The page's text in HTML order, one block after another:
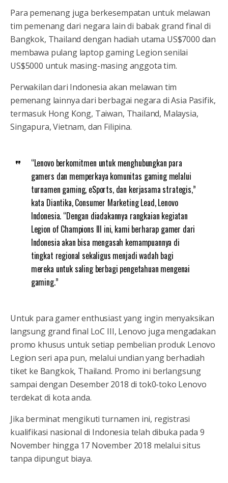
Para pemenang juga berkesempatan untuk melawan
tim pemenang dari negara lain di babak grand final di
Bangkok, Thailand dengan hadiah utama US$7000 dan
membawa pulang laptop gaming Legion senilai
US$5000 untuk masing-masing anggota tim.
Perwakilan dari Indonesia akan melawan tim
pemenang lainnya dari berbagai negara di Asia Pasifik,
termasuk Hong Kong, Taiwan, Thailand, Malaysia,
Singapura, Vietnam, dan Filipina.
“Lenovo berkomitmen untuk menghubungkan para
gamers dan memperkaya komunitas gaming melalui
turnamen gaming, eSports, dan kerjasama strategis,”
kata Diantika, Consumer Marketing Lead, Lenovo
Indonesia. “Dengan diadakannya rangkaian kegiatan
Legion of Champions III ini, kami berharap gamer dari
Indonesia akan bisa mengasah kemampuannya di
tingkat regional sekaligus menjadi wadah bagi
mereka untuk saling berbagi pengetahuan mengenai
gaming.”
Untuk para gamer enthusiast yang ingin menyaksikan
langsung grand final LoC III, Lenovo juga mengadakan
promo khusus untuk setiap pembelian produk Lenovo
Legion seri apa pun, melalui undian yang berhadiah
tiket ke Bangkok, Thailand. Promo ini berlangsung
sampai dengan Desember 2018 di tok0-toko Lenovo
terdekat di kota anda.
Jika berminat mengikuti turnamen ini, registrasi
kualifikasi nasional di Indonesia telah dibuka pada 9
November hingga 17 November 2018 melalui situs
tanpa dipungut biaya.